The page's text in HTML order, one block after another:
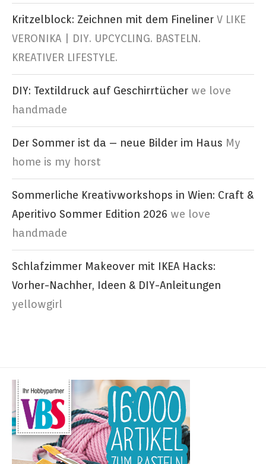
Kritzelblock: Zeichnen mit dem Fineliner V LIKE
VERONIKA | DIY. UPCYCLING. BASTELN.
KREATIVER LIFESTYLE.
DIY: Textildruck auf Geschirrtücher we love
handmade
Der Sommer ist da – neue Bilder im Haus My
home is my horst
Sommerliche Kreativworkshops in Wien: Craft &
Aperitivo Sommer Edition 2026 we love
handmade
Schlafzimmer Makeover mit IKEA Hacks:
Vorher-Nachher, Ideen & DIY-Anleitungen
yellowgirl